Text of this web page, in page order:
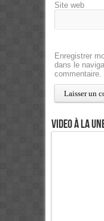
Site web
Enregistrer
dans le
commentaire.
Video à la